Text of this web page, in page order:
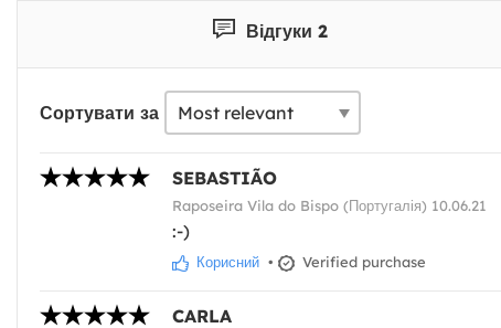
Відгуки 2
Сортувати за
SEBASTIÃO
Raposeira Vila do Bispo (Португалія) 10.06.21
:-)
Корисний • Verified purchase
CARLA